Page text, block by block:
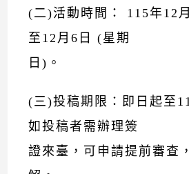
(二)活動時間： 115年12
至12月6日 (星期
日)。
(三)投稿期限：即日起至
如投稿者需辦理簽
證來臺，可申請提前審查